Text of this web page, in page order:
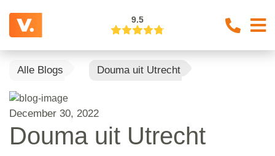
9.5
Alle Blogs Douma uit Utrecht
December 30, 2022
Douma uit Utrecht